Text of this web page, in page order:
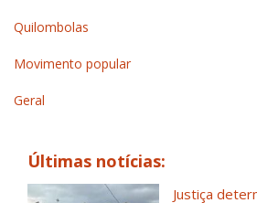
Quilombolas
Movimento popular
Geral
Últimas notícias:
Justiça